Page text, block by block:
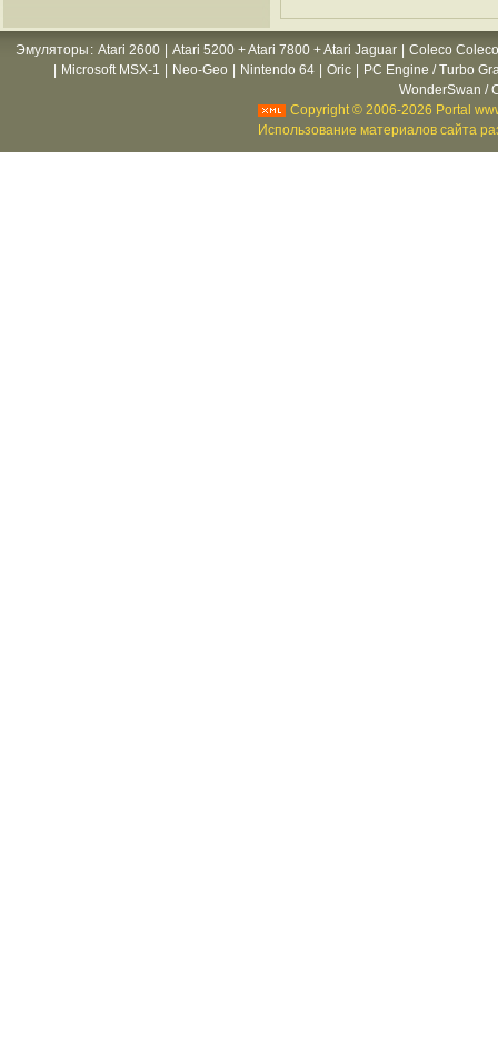
Эмуляторы : Atari 2600 Atari 5200 + Atari 7800 + Atari Jaguar
Coleco
Microsoft MSX-1 Neo-Geo Nintendo 64 Oric
PC Engine / Turbo
WonderSwan /
Copyright © 2006-2026 Portal
Использование материалов сайта